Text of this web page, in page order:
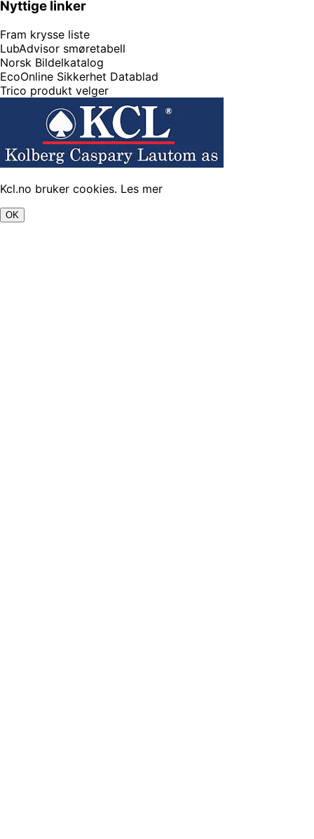
Nyttige linker
Fram krysse liste
LubAdvisor smøretabell
Norsk Bildelkatalog
EcoOnline Sikkerhet Datablad
Trico produkt velger
Kcl.no bruker cookies. Les mer
OK